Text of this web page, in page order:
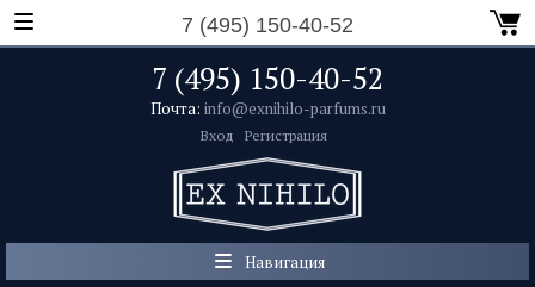
7 (495) 150-40-52
7 (495) 150-40-52
Почта: info@exnihilo-parfums.ru
Вход Регистрация
Навигация